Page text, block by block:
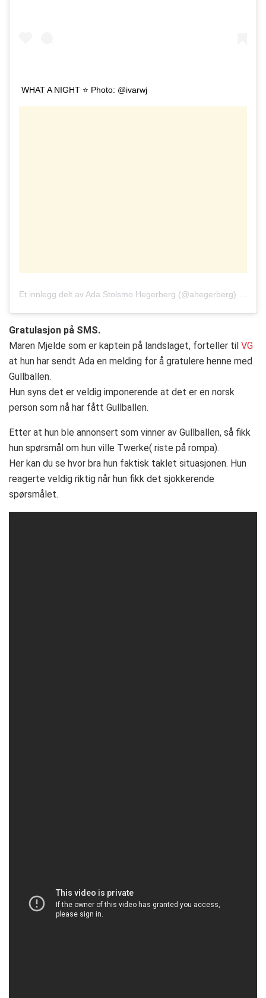
WHAT A NIGHT ⭐️ Photo: @ivarwj
Et innlegg delt av Ada Stolsmo Hegerberg (@ahegerberg)
Gratulasjon på SMS.
Maren Mjelde som er kaptein på landslaget, forteller til VG
at hun har sendt Ada en melding for å gratulere henne med
Gullballen.
Hun syns det er veldig imponerende at det er en norsk
person som nå har fått Gullballen.
Etter at hun ble annonsert som vinner av Gullballen, så fikk
hun spørsmål om hun ville Twerke( riste på rompa).
Her kan du se hvor bra hun faktisk taklet situasjonen. Hun
reagerte veldig riktig når hun fikk det sjokkerende
spørsmålet.